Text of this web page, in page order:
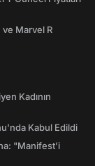
Marvel R
Kadının
Kabul Edildi
"Manifest’i